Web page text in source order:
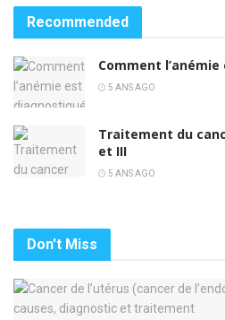
Recommended
Comment
5 ANS AGO
Traitement du
et III
5 ANS AGO
Don't Miss